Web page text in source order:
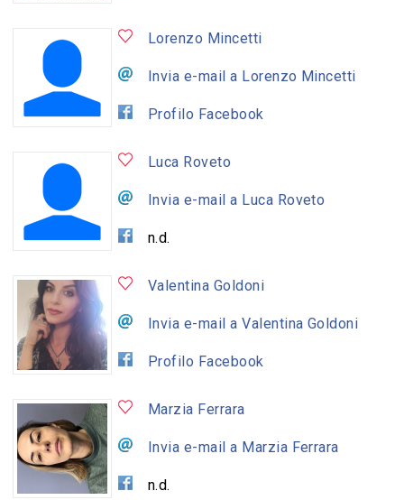
Lorenzo Mincetti
Invia e-mail a Lorenzo Mincetti
Profilo Facebook
Luca Roveto
Invia e-mail a Luca Roveto
n.d.
Valentina Goldoni
Invia e-mail a Valentina Goldoni
Profilo Facebook
Marzia Ferrara
Invia e-mail a Marzia Ferrara
n.d.